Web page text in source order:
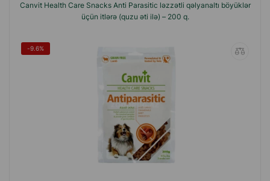
Canvit Health Care Snacks Anti Parasitic ləzzətli qəlyanaltı böyüklər
üçün itlərə (quzu əti ilə) – 200 q.
-9.6%